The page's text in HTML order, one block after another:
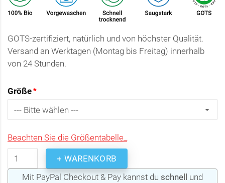
GOTS-zertifiziert, natürlich und von höchster Qualität.
Versand an Werktagen (Montag bis Freitag) innerhalb
von 24 Stunden.
Größe
Beachten Sie die Größentabelle_
+ WARENKORB
Mit PayPal Checkout & Pay kannst du schnell
und